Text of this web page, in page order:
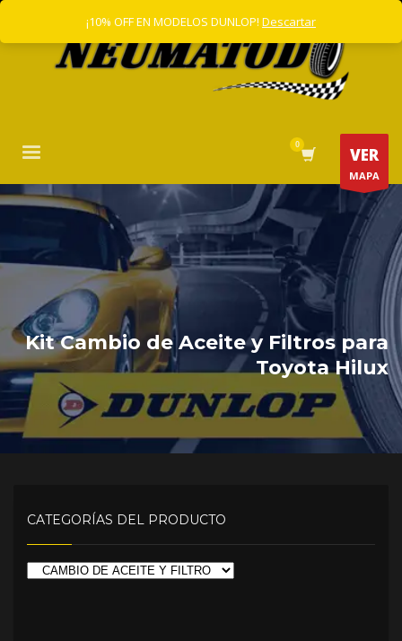
VER
MAPA
Kit Cambio de Aceite y Filtros para
Toyota Hilux
CATEGORÍAS DEL PRODUCTO
¡10% OFF EN MODELOS DUNLOP! Descartar